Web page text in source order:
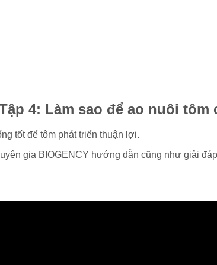
4: Làm sao để ao nuôi tôm
tốt để tôm phát triển thuận lợi.
gia BIOGENCY hướng dẫn cũng như giải